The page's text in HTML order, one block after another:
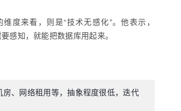
度来看，则是“技术无感化”。他表示，
感知，就能把数据库用起来。
、网络租用等，抽象程度很低，迭代